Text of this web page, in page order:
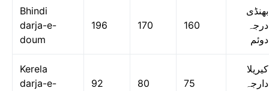
Bhindi
darja-e-
doum
196 170 160
بھنڈی
درجہ
دوئم
Kerela
darja-e-
92 80 75
کیریلا
دارجہ